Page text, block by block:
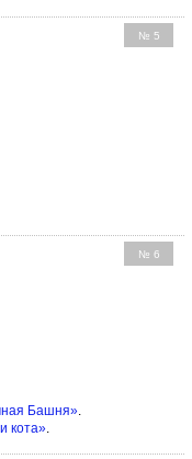
№ 5
№ 6
Башня».
кота».